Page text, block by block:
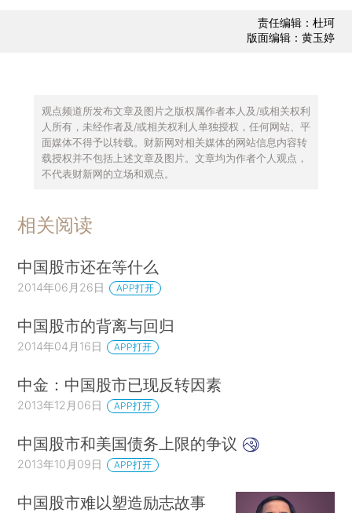
责任编辑：杜珂
版面编辑：黄玉婷
观点频道所发布文章及图片之版权属作者本人及/或相关权利
人所有，未经作者及/或相关权利人单独授权，任何网站、平
面媒体不得予以转载。财新网对相关媒体的网站信息内容转
载授权并不包括上述文章及图片。文章均为作者个人观点，
不代表财新网的立场和观点。
相关阅读
中国股市还在等什么
2014年06月26日 APP打开
中国股市的背离与回归
2014年04月16日 APP打开
中金：中国股市已现反转因素
2013年12月06日 APP打开
中国股市和美国债务上限的争议
2013年10月09日 APP打开
中国股市难以塑造励志故事